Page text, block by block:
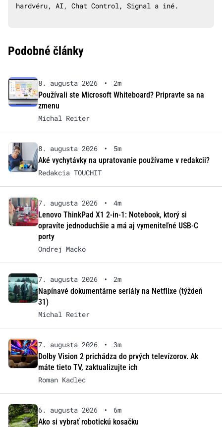
hardvéru, AI, Chat Control, Signal a iné.
Podobné články
8. augusta 2026 •
2m
Používali ste Microsoft Whiteboard? Pripravte sa na
zmenu
Michal Reiter
8. augusta 2026 •
5m
Aké vychytávky na upratovanie používame v redakcii?
Redakcia TOUCHIT
7. augusta 2026 •
4m
Lenovo ThinkPad X1 2-in-1: Notebook, ktorý si
opravíte jednoduchšie a má aj vymeniteľné USB-C
porty
Ondrej Macko
7. augusta 2026 •
2m
Napínavé dokumentárne seriály na Netflixe (týždeň
31)
Michal Reiter
7. augusta 2026 •
3m
Dolby Vision 2 prichádza do prvých televízorov. Ak
máte tieto TV, zaktualizujte ich
Roman Kadlec
6. augusta 2026 •
6m
Ako si vybrať robotickú kosačku